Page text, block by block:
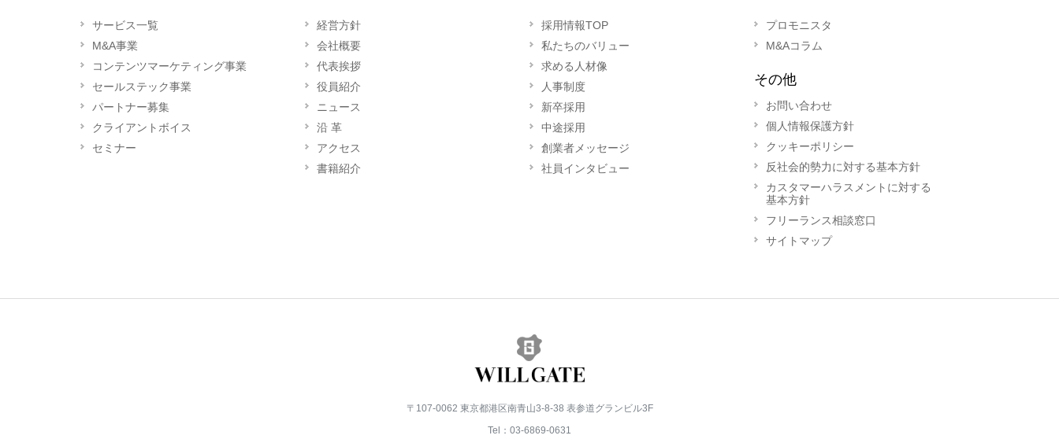
サービス一覧
M&A事業
コンテンツマーケティング事業
セールステック事業
パートナー募集
クライアントボイス
セミナー
経営方針
会社概要
代表挨拶
役員紹介
ニュース
沿 革
アクセス
書籍紹介
採用情報TOP
私たちのバリュー
求める人材像
人事制度
新卒採用
中途採用
創業者メッセージ
社員インタビュー
プロモニスタ
M&Aコラム
その他
お問い合わせ
個人情報保護方針
クッキーポリシー
反社会的勢力に対する基本方針
カスタマーハラスメントに対する
基本方針
フリーランス相談窓口
サイトマップ
〒107-0062 東京都港区南青山3-8-38 表参道グランビル3F
Tel：03-6869-0631